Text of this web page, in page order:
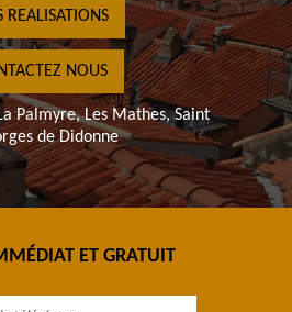
REALISATIONS
NOUS
Palmyre, Les Mathes, Saint
de Didonne
ET GRATUIT